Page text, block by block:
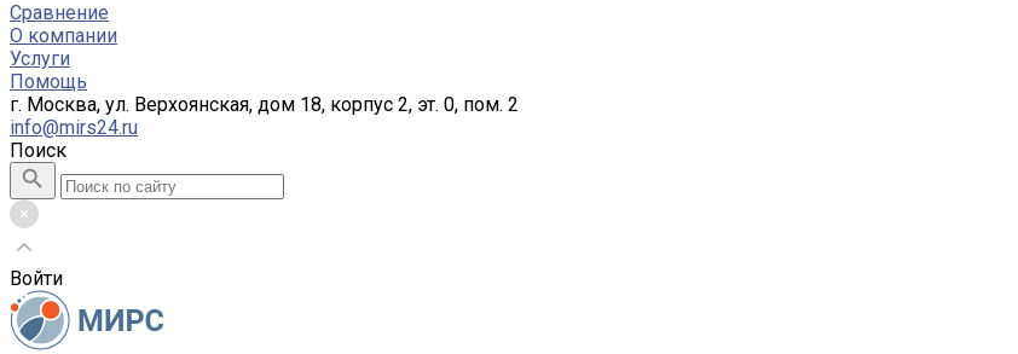
Сравнение
О компании
Услуги
Помощь
г. Москва, ул. Верхоянская, дом 18, корпус 2, эт. 0, пом. 2
info@mirs24.ru
Поиск
Войти